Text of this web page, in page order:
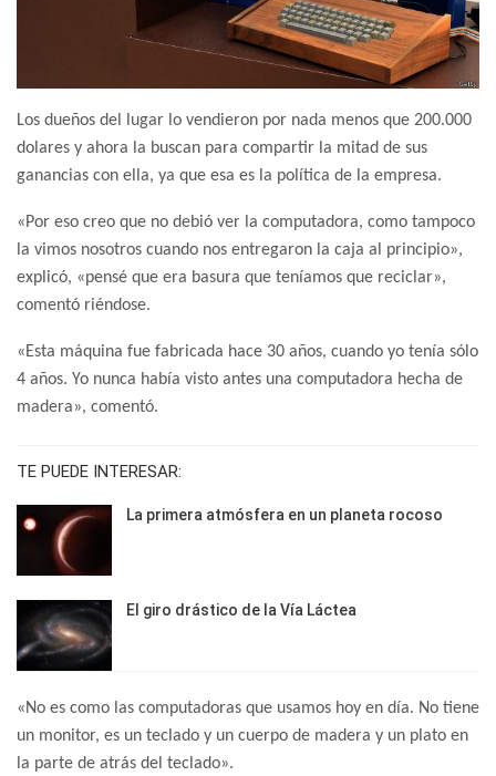
Los dueños del lugar lo vendieron por nada menos que 200.000
dolares y ahora la buscan para compartir la mitad de sus
ganancias con ella, ya que esa es la política de la empresa.
«Por eso creo que no debió ver la computadora, como tampoco
la vimos nosotros cuando nos entregaron la caja al principio»,
explicó, «pensé que era basura que teníamos que reciclar»,
comentó riéndose.
«Esta máquina fue fabricada hace 30 años, cuando yo tenía sólo
4 años. Yo nunca había visto antes una computadora hecha de
madera», comentó.
TE PUEDE INTERESAR:
La primera atmósfera en un planeta rocoso
El giro drástico de la Vía Láctea
«No es como las computadoras que usamos hoy en día. No tiene
un monitor, es un teclado y un cuerpo de madera y un plato en
la parte de atrás del teclado».